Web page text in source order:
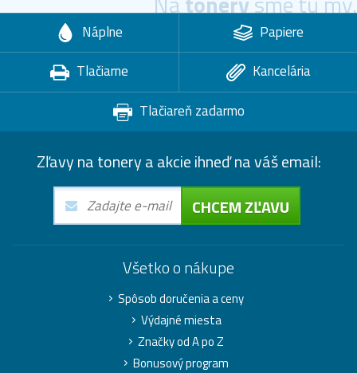
Náplne
Papiere
Tlačiarne
Kancelária
Tlačiareň zadarmo
Zľavy na tonery a akcie ihneď na váš email:
CHCEM ZĽAVU
Všetko o nákupe
Spôsob doručenia a ceny
Výdajné miesta
Značky od A po Z
Bonusový program